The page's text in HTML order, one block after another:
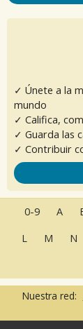
✓ Únete a la
mundo
✓ Califica,
✓ Guarda las
✓ Contribuir
0-9 A
L
M N
Nuestra red: